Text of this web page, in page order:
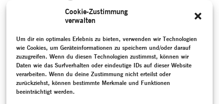
Cookie-Zustimmung
verwalten
Um dir ein optimales Erlebnis zu bieten, verwenden wir Technologien
wie Cookies, um Geräteinformationen zu speichern und/oder darauf
zuzugreifen. Wenn du diesen Technologien zustimmst, können wir
Daten wie das Surfverhalten oder eindeutige IDs auf dieser Website
verarbeiten. Wenn du deine Zustimmung nicht erteilst oder
zurückziehst, können bestimmte Merkmale und Funktionen
beeinträchtigt werden.
Jahrtausendwende maßgeblich prägenden
Akteur:innen. Mit dem Tod künstlerischer
wichtiger Teil biografisch tanzgeschichtlicher
Zeugenschaft verloren, selbst wenn der
nachfolgenden Generation Repertoire-
Choreografien, …
„Zeugen des Tanzes“